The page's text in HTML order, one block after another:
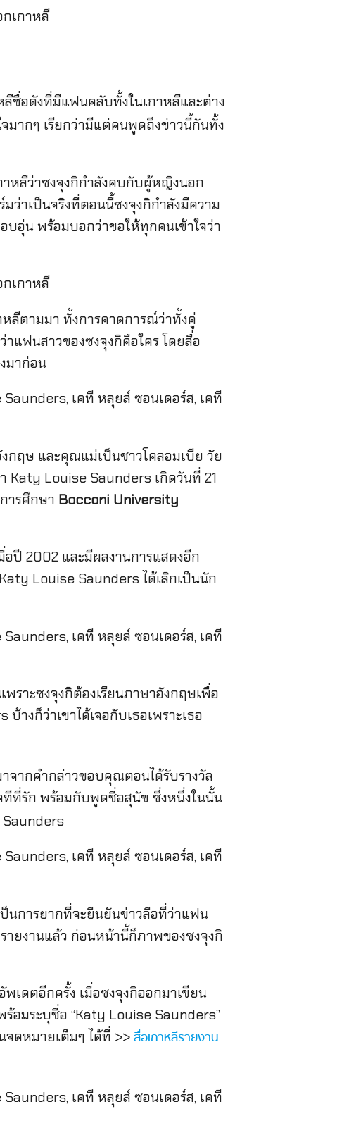
ลีชื่อดังที่มีแฟนคลับทั้งในเกาหลีและต่าง
มากๆ เรียกว่ามีแต่คนพูดถึงข่าวนี้กันทั้ง
าหลีว่าซงจุงกิกำลังคบกับผู้หญิงนอก
ว่าเป็นจริงที่ตอนนี้ซงจุงกิกำลังมีความ
อุ่น พร้อมบอกว่าขอให้ทุกคนเข้าใจว่า
ลีตามมา ทั้งการคาดการณ์ว่าทั้งคู่
าแฟนสาวของซงจุงกิคือใคร โดยสื่อ
มาก่อน
กฤษ และคุณแม่เป็นชาวโคลอมเบีย วัย
Katy Louise Saunders เกิดวันที่ 21
ารศึกษา Bocconi University
อปี 2002 และมีผลงานการแสดงอีก
Louise Saunders ได้เลิกเป็นนัก
ราะซงจุงกิต้องเรียนภาษาอังกฤษเพื่อ
งก็ว่าเขาได้เจอกับเธอเพราะเธอ
จากคำกล่าวขอบคุณตอนได้รับรางวัล
ทีที่รัก พร้อมกับพูดชื่อสุนัข ซึ่งหนึ่งในนั้น
นการยากที่จะยืนยันข่าวลือที่ว่าแฟน
ยงานแล้ว ก่อนหน้านี้ก็ภาพของซงจุงกิ
เดตอีกครั้ง เมื่อซงจุงกิออกมาเขียน
อมระบุชื่อ “Katy Louise Saunders”
จดหมายเต็มๆ ได้ที่ >>สื่อเกาหลีรายงาน